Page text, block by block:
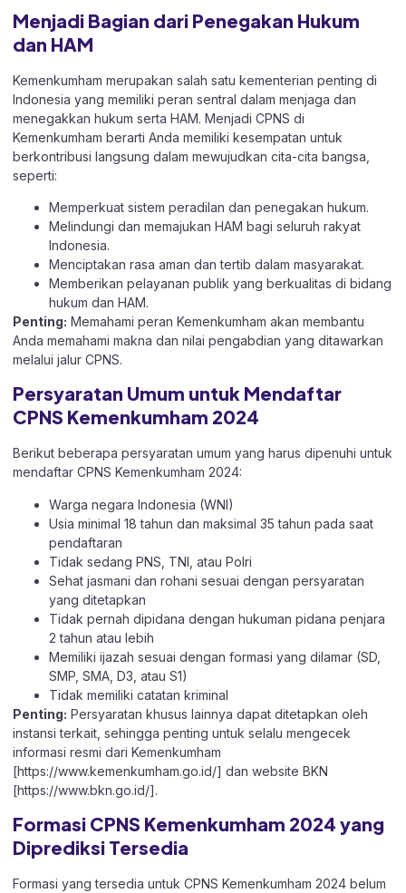
Menjadi Bagian dari Penegakan Hukum
dan HAM
Kemenkumham merupakan salah satu kementerian penting di
Indonesia yang memiliki peran sentral dalam menjaga dan
menegakkan hukum serta HAM. Menjadi CPNS di
Kemenkumham berarti Anda memiliki kesempatan untuk
berkontribusi langsung dalam mewujudkan cita-cita bangsa,
seperti:
Memperkuat sistem peradilan dan penegakan hukum.
Melindungi dan memajukan HAM bagi seluruh rakyat
Indonesia.
Menciptakan rasa aman dan tertib dalam masyarakat.
Memberikan pelayanan publik yang berkualitas di bidang
hukum dan HAM.
Penting: Memahami peran Kemenkumham akan membantu
Anda memahami makna dan nilai pengabdian yang ditawarkan
melalui jalur CPNS.
Persyaratan Umum untuk Mendaftar
CPNS Kemenkumham 2024
Berikut beberapa persyaratan umum yang harus dipenuhi untuk
mendaftar CPNS Kemenkumham 2024:
Warga negara Indonesia (WNI)
Usia minimal 18 tahun dan maksimal 35 tahun pada saat
pendaftaran
Tidak sedang PNS, TNI, atau Polri
Sehat jasmani dan rohani sesuai dengan persyaratan
yang ditetapkan
Tidak pernah dipidana dengan hukuman pidana penjara
2 tahun atau lebih
Memiliki ijazah sesuai dengan formasi yang dilamar (SD,
SMP, SMA, D3, atau S1)
Tidak memiliki catatan kriminal
Penting: Persyaratan khusus lainnya dapat ditetapkan oleh
instansi terkait, sehingga penting untuk selalu mengecek
informasi resmi dari Kemenkumham
[https://www.kemenkumham.go.id/] dan website BKN
[https://www.bkn.go.id/].
Formasi CPNS Kemenkumham 2024 yang
Diprediksi Tersedia
Formasi yang tersedia untuk CPNS Kemenkumham 2024 belum